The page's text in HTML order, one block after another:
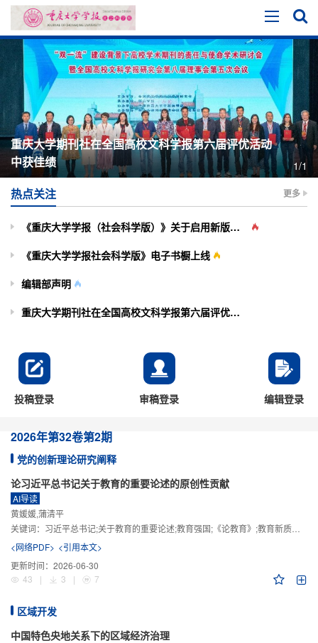
重庆大学期刊社在全国高校文科学报第六届评优活动
中获佳绩
1/1
热点关注 更多
《重庆大学学报（社会科学版）》关于启用新版投审稿系统的通知
《重庆大学学报社会科学版》电子书橱上线
编辑部声明
重庆大学期刊社在全国高校文科学报第六届评优活动中获佳绩
投稿登录 审稿登录 编辑登录
2026年第32卷第2期
党的创新理论研究阐释
论习近平总书记关于教育的重要论述的原创性贡献
AI导读
黄媛媛,蒲清平
关键词： 习近平总书记;关于教育的重要论述;教育强国;《论教育》;教育新质生产力;教育人工智能
<网络PDF> <引用本文>
更新时间： 2026-06-30
43
| 3 | 7
区域开发
中国特色央地关系下的区域经济治理